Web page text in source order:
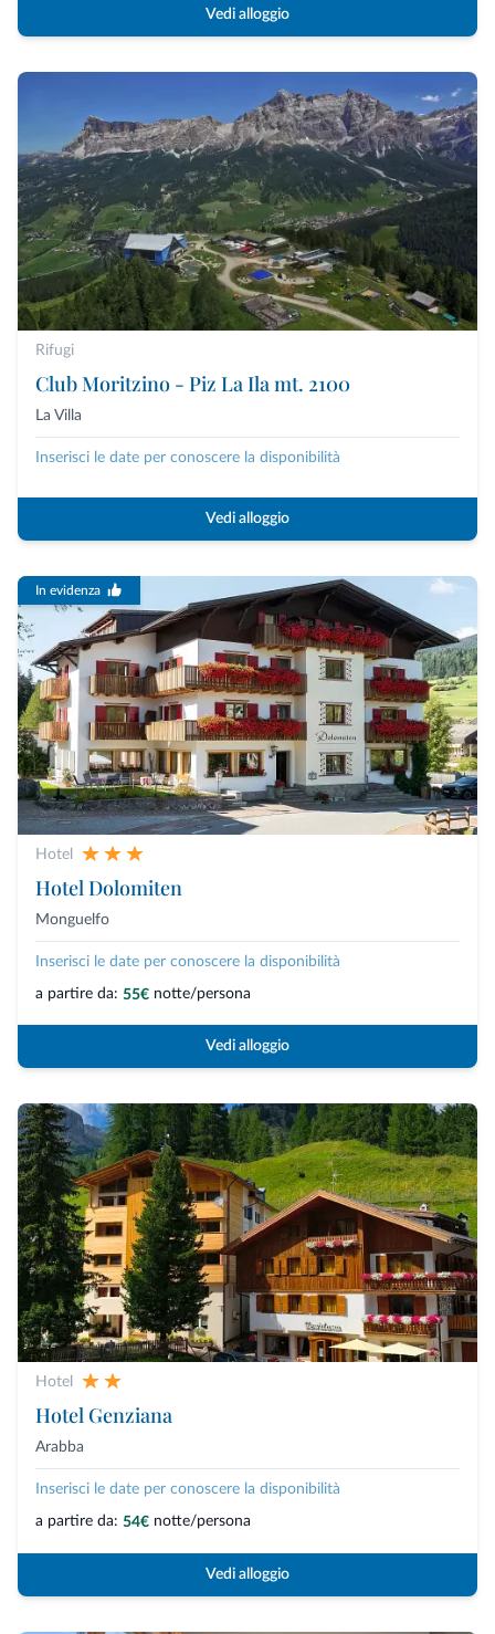
Vedi alloggio
Rifugi
Club Moritzino - Piz La Ila mt. 2100
La Villa
Inserisci le date per conoscere la disponibilità
Vedi alloggio
In evidenza
Hotel
Hotel Dolomiten
Monguelfo
Inserisci le date per conoscere la disponibilità
a partire da: 55€ notte/persona
Vedi alloggio
Hotel
Hotel Genziana
Arabba
Inserisci le date per conoscere la disponibilità
a partire da: 54€ notte/persona
Vedi alloggio